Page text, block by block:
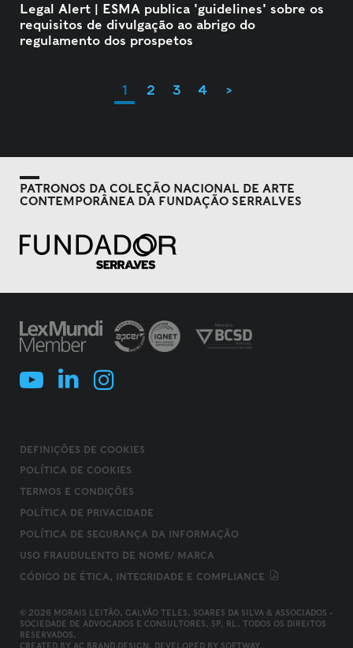
Legal Alert | ESMA publica 'guidelines' sobre os
requisitos de divulgação ao abrigo do
regulamento dos prospetos
1 2 3 4 >
PATRONOS DA COLEÇÃO NACIONAL DE ARTE
CONTEMPORÂNEA DA FUNDAÇÃO SERRALVES
DEFINIÇÕES DE COOKIES
POLÍTICA DE COOKIES
TERMOS E CONDIÇÕES
POLÍTICA DE PRIVACIDADE
POLÍTICA DE SEGURANÇA DA INFORMAÇÃO
USO FRAUDULENTO DE NOME/ MARCA
CÓDIGO DE ÉTICA, INTEGRIDADE E COMPLIANCE
© 2026 MORAIS LEITÃO, GALVÃO TELES, SOARES DA SILVA & ASSOCIADOS -
SOCIEDADE DE ADVOGADOS E CONSULTORES, SP, RL. TODOS OS DIREITOS
RESERVADOS.
CREATED BY AC BRAND DESIGN. DEVELOPED BY SOFTWAY.